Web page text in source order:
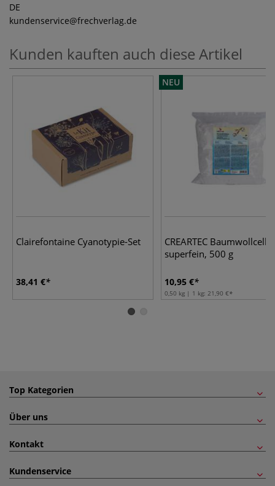
DE
kundenservice@frechverlag.de
Kunden kauften auch diese Artikel
Clairefontaine Cyanotypie-Set
38,41 €
NEU
CREARTEC
superfein, 500 g
10,95 €
0,50 kg | 1 kg: 21,90 €
Top Kategorien
Über uns
Kontakt
Kundenservice